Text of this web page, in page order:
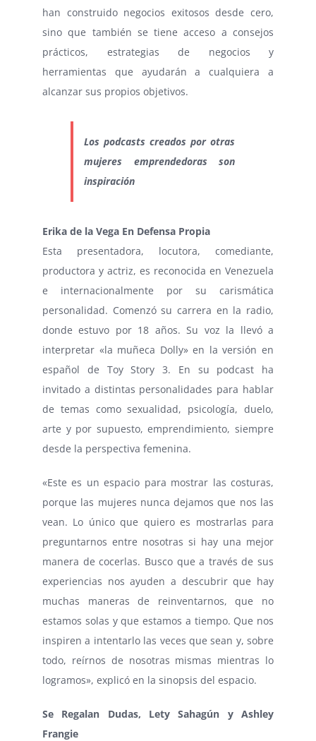
han construido negocios exitosos desde cero,
sino que también se tiene acceso a consejos
prácticos, estrategias de negocios y
herramientas que ayudarán a cualquiera a
alcanzar sus propios objetivos.
Los podcasts creados por otras
mujeres emprendedoras son
inspiración
Erika de la Vega En Defensa Propia
Esta presentadora, locutora, comediante,
productora y actriz, es reconocida en Venezuela
e internacionalmente por su carismática
personalidad. Comenzó su carrera en la radio,
donde estuvo por 18 años. Su voz la llevó a
interpretar «la muñeca Dolly» en la versión en
español de Toy Story 3. En su podcast ha
invitado a distintas personalidades para hablar
de temas como sexualidad, psicología, duelo,
arte y por supuesto, emprendimiento, siempre
desde la perspectiva femenina.
«Este es un espacio para mostrar las costuras,
porque las mujeres nunca dejamos que nos las
vean. Lo único que quiero es mostrarlas para
preguntarnos entre nosotras si hay una mejor
manera de cocerlas. Busco que a través de sus
experiencias nos ayuden a descubrir que hay
muchas maneras de reinventarnos, que no
estamos solas y que estamos a tiempo. Que nos
inspiren a intentarlo las veces que sean y, sobre
todo, reírnos de nosotras mismas mientras lo
logramos», explicó en la sinopsis del espacio.
Se Regalan Dudas, Lety Sahagún y Ashley
Frangie